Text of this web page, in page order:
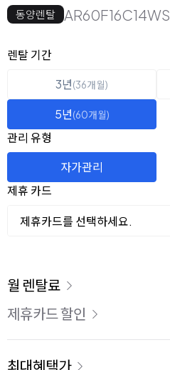
동양렌탈 AR60F16C14WS
옵션 선택
렌탈 선택
렌탈 기간
3년(36개월)
5년(60개월)
관리 유형
자가관리
제휴 카드
제휴카드를 선택하세요.
이용 요금
월 렌탈료
제휴카드 할인
최대혜택가